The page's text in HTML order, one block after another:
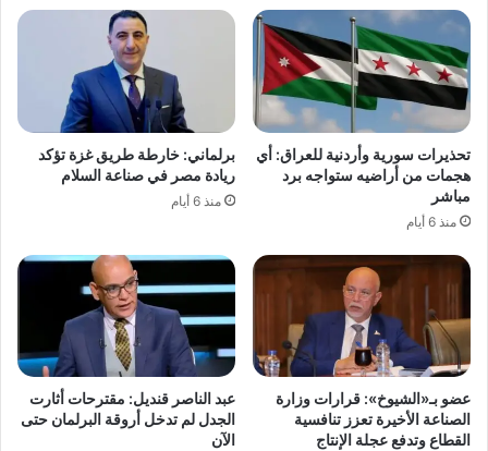
تحذيرات سورية وأردنية للعراق: أي
هجمات من أراضيه ستواجه برد
مباشر
منذ 6 أيام
برلماني: خارطة طريق غزة تؤكد
ريادة مصر في صناعة السلام
منذ 6 أيام
عضو بـ«الشيوخ»: قرارات وزارة
الصناعة الأخيرة تعزز تنافسية
القطاع وتدفع عجلة الإنتاج
عبد الناصر قنديل: مقترحات أثارت
الجدل لم تدخل أروقة البرلمان حتى
الآن